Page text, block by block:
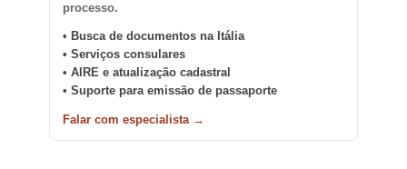
processo.
• Busca de documentos na Itália
• Serviços consulares
• AIRE e atualização cadastral
• Suporte para emissão de passaporte
Falar com especialista →